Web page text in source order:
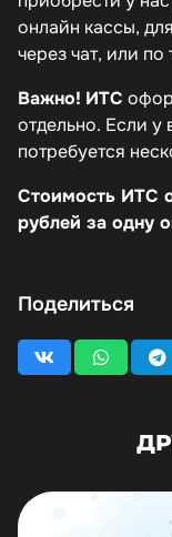
онлайн кассы,
через чат, или
Важно! ИТС
отдельно. Если у
потребуется
Стоимость ИТС
рублей за одну
Поделиться